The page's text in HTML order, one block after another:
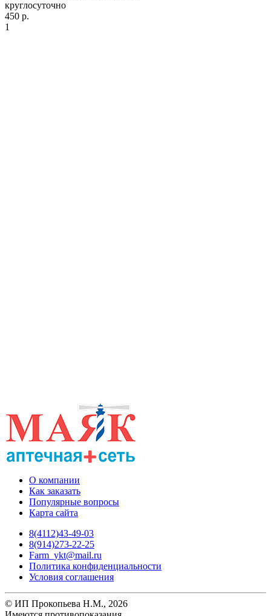
круглосуточно
450 р.
1
О компании
Как заказать
Популярные вопросы
Карта сайта
8(4112)43-49-03
8(914)273-22-25
Farm_ykt@mail.ru
Политика конфиденциальности
Условия соглашения
© ИП Прокопьева Н.М., 2026